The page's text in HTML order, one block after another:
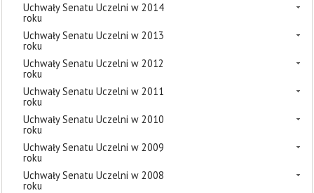
Uchwały Senatu Uczelni w 2014
roku
Uchwały Senatu Uczelni w 2013
roku
Uchwały Senatu Uczelni w 2012
roku
Uchwały Senatu Uczelni w 2011
roku
Uchwały Senatu Uczelni w 2010
roku
Uchwały Senatu Uczelni w 2009
roku
Uchwały Senatu Uczelni w 2008
roku